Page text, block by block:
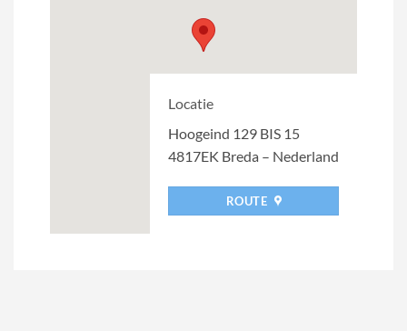
Locatie
Hoogeind 129 BIS 15
4817EK Breda – Nederland
ROUTE